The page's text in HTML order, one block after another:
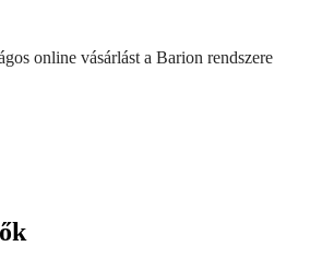
online vásárlást a Barion rendszere